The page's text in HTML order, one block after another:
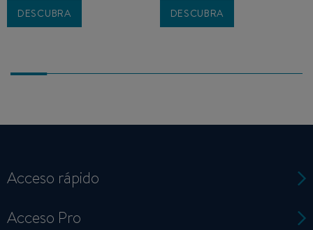
DESCUBRA DESCUBRA
Acceso rápido
Acceso Pro